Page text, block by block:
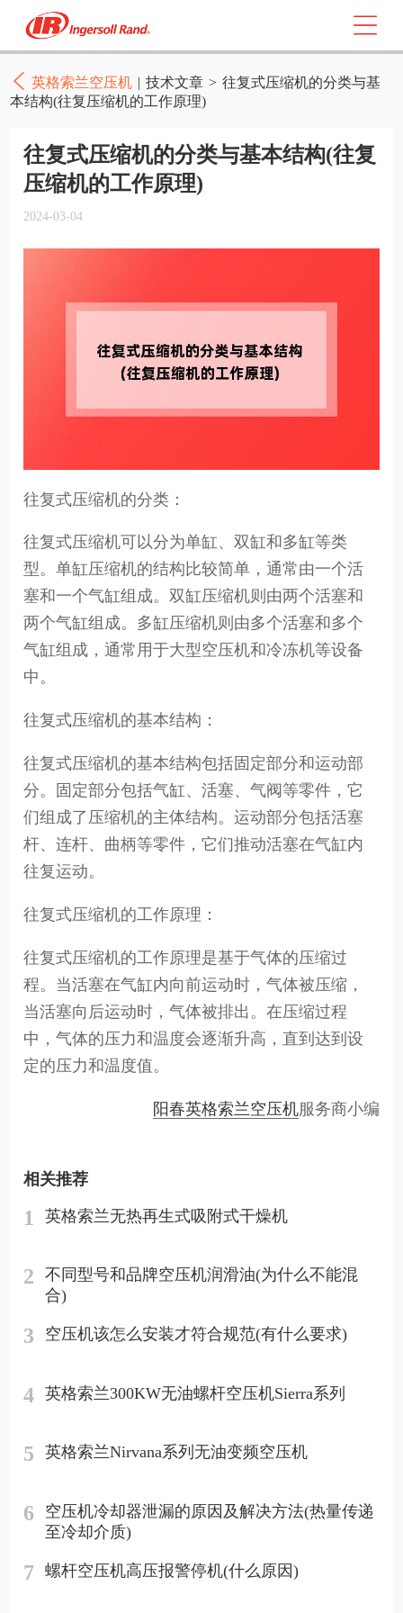
英格索兰空压机 | 技术文章 > 往复式压缩机的分类与基
本结构(往复压缩机的工作原理)
往复式压缩机的分类与基本结构(往复
压缩机的工作原理)
2024-03-04
往复式压缩机的分类：
往复式压缩机可以分为单缸、双缸和多缸等类
型。单缸压缩机的结构比较简单，通常由一个活
塞和一个气缸组成。双缸压缩机则由两个活塞和
两个气缸组成。多缸压缩机则由多个活塞和多个
气缸组成，通常用于大型空压机和冷冻机等设备
中。
往复式压缩机的基本结构：
往复式压缩机的基本结构包括固定部分和运动部
分。固定部分包括气缸、活塞、气阀等零件，它
们组成了压缩机的主体结构。运动部分包括活塞
杆、连杆、曲柄等零件，它们推动活塞在气缸内
往复运动。
往复式压缩机的工作原理：
往复式压缩机的工作原理是基于气体的压缩过
程。当活塞在气缸内向前运动时，气体被压缩，
当活塞向后运动时，气体被排出。在压缩过程
中，气体的压力和温度会逐渐升高，直到达到设
定的压力和温度值。
阳春英格索兰空压机服务商小编
相关推荐
1 英格索兰无热再生式吸附式干燥机
2
不同型号和品牌空压机润滑油(为什么不能混
合)
3 空压机该怎么安装才符合规范(有什么要求)
4 英格索兰300KW无油螺杆空压机Sierra系列
5 英格索兰Nirvana系列无油变频空压机
6
空压机冷却器泄漏的原因及解决方法(热量传递
至冷却介质)
7 螺杆空压机高压报警停机(什么原因)